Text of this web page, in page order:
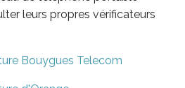
leurs propres vérificateurs
Bouygues Telecom